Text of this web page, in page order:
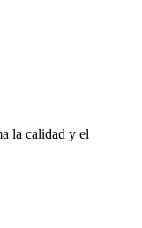
la calidad y el